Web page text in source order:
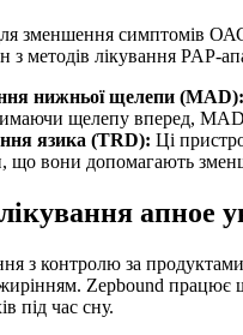
зменшення симптомів
методів лікування PAP-
нижньої щелепи (MAD):
щелепу вперед,
язика (TRD): Ці
що вони допомагають
апное
з контролю за
ожирінням. Zepbound
під час сну.